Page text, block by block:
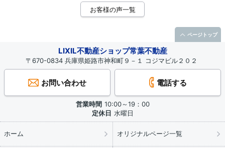
お客様の声一覧
LIXIL不動産ショップ常葉不動産
〒670-0834 兵庫県姫路市神和町９－１ コジマビル２０２
お問い合わせ 電話する
営業時間 10:00～19：00
定休日 水曜日
ホーム オリジナルページ一覧
ページトップ